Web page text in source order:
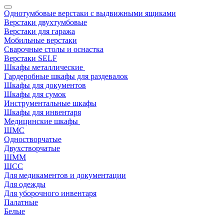
Однотумбовые верстаки с выдвижными ящиками
Верстаки двухтумбовые
Верстаки для гаража
Мобильные верстаки
Сварочные столы и оснастка
Верстаки SELF
Шкафы металлические
Гардеробные шкафы для раздевалок
Шкафы для документов
Шкафы для сумок
Инструментальные шкафы
Шкафы для инвентаря
Медицинские шкафы
ШМС
Одностворчатые
Двухстворчатые
ШММ
ШСС
Для медикаментов и документации
Для одежды
Для уборочного инвентаря
Палатные
Белые